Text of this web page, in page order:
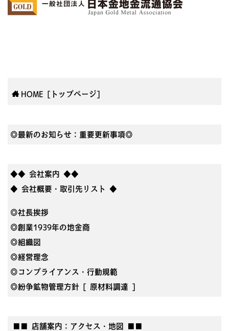
HOME [トップページ]
◎最新のお知らせ：重要更新事項◎
◆◆ 会社案内 ◆◆
◆ 会社概要・取引先リスト ◆
◎社長挨拶
◎創業1939年の地金商
◎組織図
◎経営理念
◎コンプライアンス・行動規範
◎紛争鉱物管理方針 [ 原材料調達 ]
■■ 店舗案内：アクセス・地図 ■■